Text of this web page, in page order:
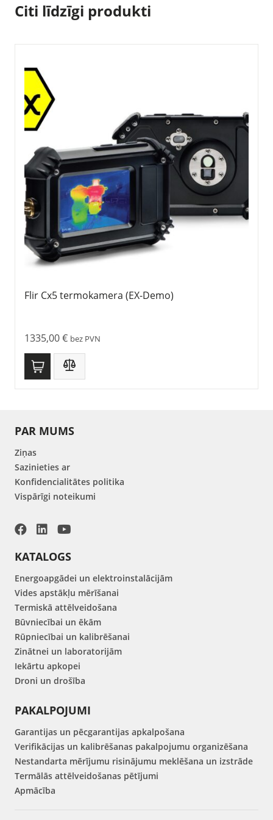
Citi līdzīgi produkti
Flir Cx5 termokamera (EX-Demo)
1335,00€ bez PVN
PAR MUMS
Ziņas
Sazinieties ar
Konfidencialitātes politika
Vispārīgi noteikumi
KATALOGS
Energoapgādei un elektroinstalācijām
Vides apstākļu mērīšanai
Termiskā attēlveidošana
Būvniecībai un ēkām
Rūpniecībai un kalibrēšanai
Zinātnei un laboratorijām
Iekārtu apkopei
Droni un drošība
PAKALPOJUMI
Garantijas un pēcgarantijas apkalpošana
Verifikācijas un kalibrēšanas pakalpojumu organizēšana
Nestandarta mērījumu risinājumu meklēšana un izstrāde
Termālās attēlveidošanas pētījumi
Apmācība